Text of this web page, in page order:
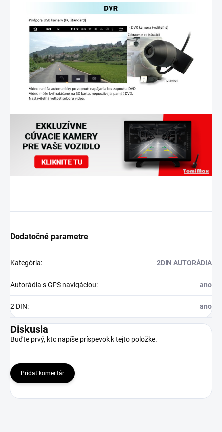
Dodatočné parametre
Kategória: 2DIN AUTORÁDIA
Autorádia s GPS navigáciou: ano
2 DIN: ano
Diskusia
Buďte prvý, kto napíše príspevok k tejto položke.
Pridať komentár